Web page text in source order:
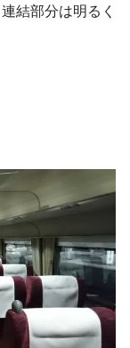
結部分は明るく